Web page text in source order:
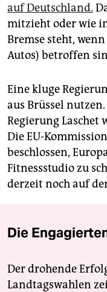
auf Deutschland.
mitzieht oder wie
Bremse steht,
Autos) betroffen
Eine kluge
aus Brüssel
Regierung
Die EU-
beschlossen,
Fitnessstudio zu
derzeit noch auf
Die
Der drohende
Landtagswahlen